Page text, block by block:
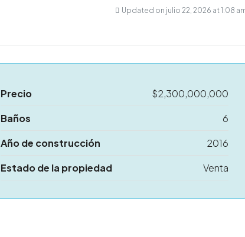
Updated on julio 22, 2026 at 1:08
Precio
$2,300,000,000
Baños
6
Año de construcción
2016
Estado de la propiedad Venta